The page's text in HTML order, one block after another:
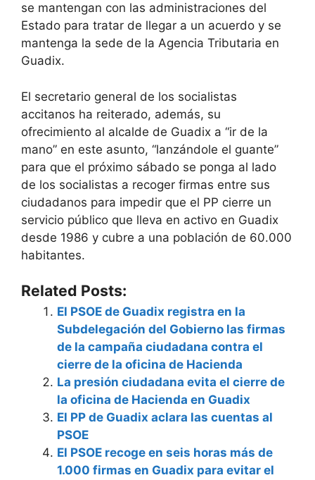
se mantengan con las administraciones del
Estado para tratar de llegar a un acuerdo y se
mantenga la sede de la Agencia Tributaria en
Guadix.
El secretario general de los socialistas
accitanos ha reiterado, además, su
ofrecimiento al alcalde de Guadix a “ir de la
mano” en este asunto, “lanzándole el guante”
para que el próximo sábado se ponga al lado
de los socialistas a recoger firmas entre sus
ciudadanos para impedir que el PP cierre un
servicio público que lleva en activo en Guadix
desde 1986 y cubre a una población de 60.000
habitantes.
Related Posts:
El PSOE de Guadix registra en la
Subdelegación del Gobierno las firmas
de la campaña ciudadana contra el
cierre de la oficina de Hacienda
La presión ciudadana evita el cierre de
la oficina de Hacienda en Guadix
El PP de Guadix aclara las cuentas al
PSOE
El PSOE recoge en seis horas más de
1.000 firmas en Guadix para evitar el